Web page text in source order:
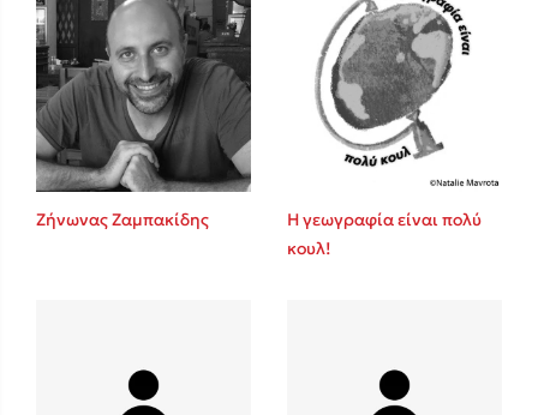
Ζήνωνας Ζαμπακίδης
Η γεωγραφία είναι πολύ
κουλ!